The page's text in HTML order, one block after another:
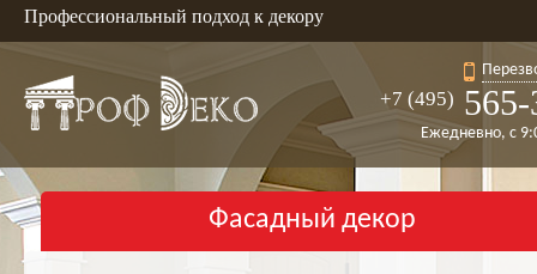
Профессиональный подход к декору
+7 (495)
Ежедневно, с
Фасадный декор